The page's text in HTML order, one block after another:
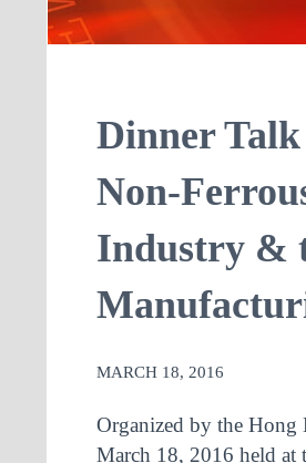
Dinner
Non-
Industry &
MARCH 18, 2016
Organized by the
March 18, 2016 held at